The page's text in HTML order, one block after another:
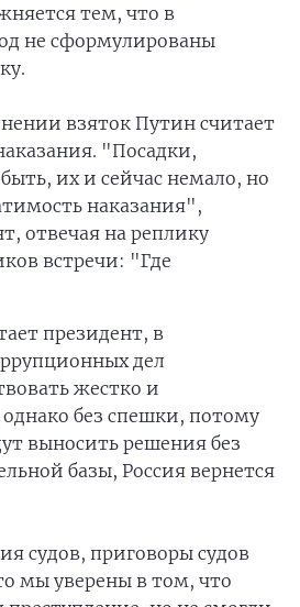
тем, что в
не сформулированы
взяток Путин считает
"Посадки,
их и сейчас немало, но
наказания",
отвечая на реплику
встречи: "Где
президент, в
дел
жестко и
однако без спешки, потому
выносить решения без
базы, Россия вернется
судов, приговоры судов
мы уверены в том, что